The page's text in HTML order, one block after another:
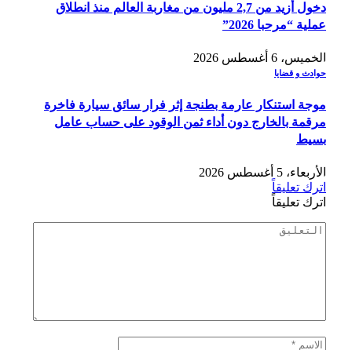
دخول أزيد من 2,7 مليون من مغاربة العالم منذ انطلاق
عملية “مرحبا 2026”
الخميس، 6 أغسطس 2026
حوادث و قضايا
موجة استنكار عارمة بطنجة إثر فرار سائق سيارة فاخرة
مرقمة بالخارج دون أداء ثمن الوقود على حساب عامل
بسيط
الأربعاء، 5 أغسطس 2026
اترك تعليقاً
اترك تعليقاً